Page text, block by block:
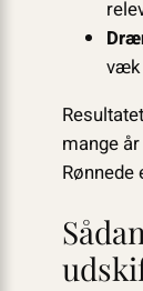
væk
mange